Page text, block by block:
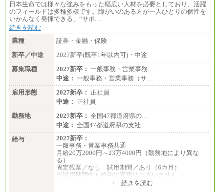
日本生命では様々な強みをもった幅広い人材を必要としており、活躍
のフィールドは多種多様です。障がいのある方が一人ひとりの個性を
いかんなく発揮できる、“サポ…
続きを読む
業種
証券・金融・保険
新卒／中途
2027新卒(既卒1年以内可)・中途
募集職種
2027新卒： 一般事務・営業事務…
中途： 一般事務・営業事務（サ…
雇用形態
2027新卒： 正社員
中途： 正社員
勤務地
2027新卒： 全国47都道府県の…
中途： 全国47都道府県の支社…
給与
2027新卒：
一般事務・営業事務共通
月給20万2000円～23万4000円（勤務地により異な
る）
固定残業／なし 試用期間／あり（6カ月）
※試用期間中も給与に変更はございません
+ 続きを読む